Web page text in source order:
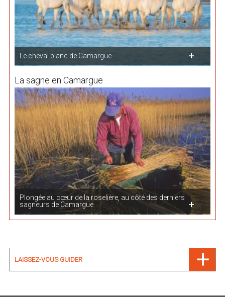
Le cheval blanc de Camargue
La sagne en Camargue
Plongée au cœur de la roselière, au côté des derniers
sagneurs de Camargue
LAISSEZ-VOUS GUIDER